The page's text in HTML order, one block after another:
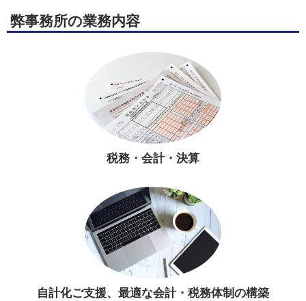
弊事務所の業務内容
税務・会計・決算
自計化ご支援、最適な会計・税務体制の構築